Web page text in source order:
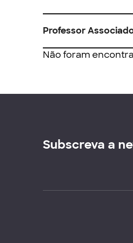
Professor
Não foram
Subscreva a